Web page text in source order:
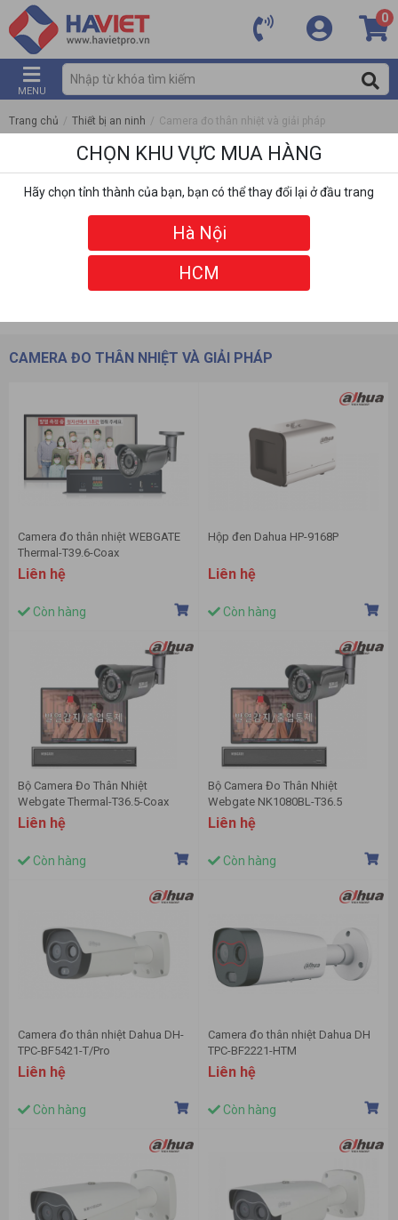
0
MENU
Trang chủ / Thiết bị an ninh / Camera đo thân nhiệt và giải pháp
CAMERA ĐO THÂN NHIỆT VÀ GIẢI PHÁP
Camera đo thân nhiệt WEBGATE
Thermal-T39.6-Coax
Liên hệ
Còn hàng
Hộp đen Dahua HP-9168P
Liên hệ
Còn hàng
Bộ Camera Đo Thân Nhiệt
Webgate Thermal-T36.5-Coax
Liên hệ
Còn hàng
Bộ Camera Đo Thân Nhiệt
Webgate NK1080BL-T36.5
Liên hệ
Còn hàng
Camera đo thân nhiệt Dahua DH-
TPC-BF5421-T/Pro
Liên hệ
Còn hàng
Camera đo thân nhiệt Dahua DH
TPC-BF2221-HTM
Liên hệ
Còn hàng
CHỌN KHU VỰC MUA HÀNG
Hãy chọn tỉnh thành của bạn, bạn có thể thay đổi lại ở đầu trang
Hà Nội
HCM